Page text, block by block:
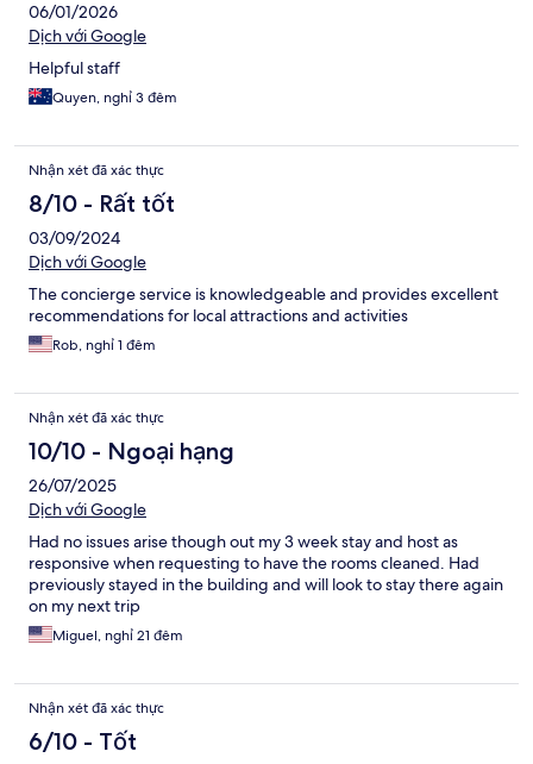
06/01/2026
Dịch với Google
Helpful staff
Quyen, nghỉ 3 đêm
Nhận xét đã xác thực
8/10 - Rất tốt
03/09/2024
Dịch với Google
The concierge service is knowledgeable and provides excellent
recommendations for local attractions and activities
Rob, nghỉ 1 đêm
Nhận xét đã xác thực
10/10 - Ngoại hạng
26/07/2025
Dịch với Google
Had no issues arise though out my 3 week stay and host as
responsive when requesting to have the rooms cleaned. Had
previously stayed in the building and will look to stay there again
on my next trip
Miguel, nghỉ 21 đêm
Nhận xét đã xác thực
6/10 - Tốt